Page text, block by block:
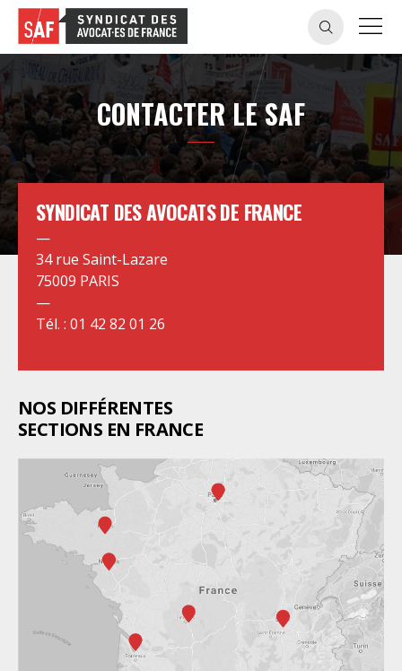
CONTACTER LE SAF
SYNDICAT DES AVOCATS DE FRANCE
—
34 rue Saint-Lazare
75009 PARIS
—
Tél. : 01 42 82 01 26
NOS DIFFÉRENTES
SECTIONS EN FRANCE